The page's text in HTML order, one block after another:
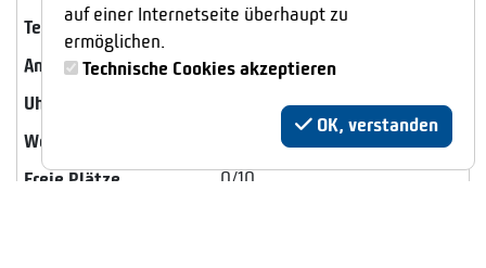
17.08.2026 - 05.10.2026
8
0/10
auf einer Internetseite überhaupt zu
ermöglichen.
Technische Cookies akzeptieren
OK, verstanden